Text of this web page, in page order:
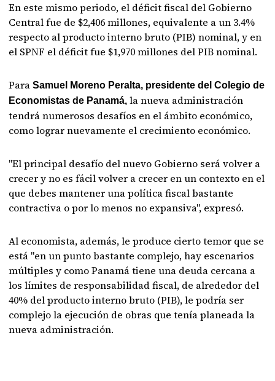
En este mismo periodo, el déficit fiscal del Gobierno
Central fue de $2,406 millones, equivalente a un 3.4%
respecto al producto interno bruto (PIB) nominal, y en
el SPNF el déficit fue $1,970 millones del PIB nominal.
Para Samuel Moreno Peralta, presidente del Colegio de
Economistas de Panamá, la nueva administración
tendrá numerosos desafíos en el ámbito económico,
como lograr nuevamente el crecimiento económico.
"El principal desafío del nuevo Gobierno será volver a
crecer y no es fácil volver a crecer en un contexto en el
que debes mantener una política fiscal bastante
contractiva o por lo menos no expansiva", expresó.
Al economista, además, le produce cierto temor que se
está "en un punto bastante complejo, hay escenarios
múltiples y como Panamá tiene una deuda cercana a
los límites de responsabilidad fiscal, de alrededor del
40% del producto interno bruto (PIB), le podría ser
complejo la ejecución de obras que tenía planeada la
nueva administración.